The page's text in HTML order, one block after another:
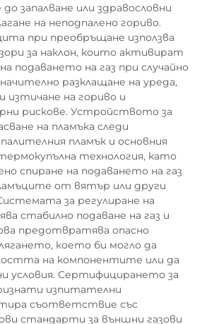
запалване или здравословни
на неподпалено гориво.
при преобръщане използва
за наклон, които активират
подаването на газ при случайно
разклащане на уреда,
на гориво и
рискове. Устройството за
на пламъка следи
пламък и основния
технология, като
спиране на подаването на газ
от вятър или други
за регулиране на
стабилно подаване на газ и
предотвратява опасно
което би могло да
на компонентите или да
условия. Сертифицирането за
изпитателни
съответствие със
стандарти за външни газови